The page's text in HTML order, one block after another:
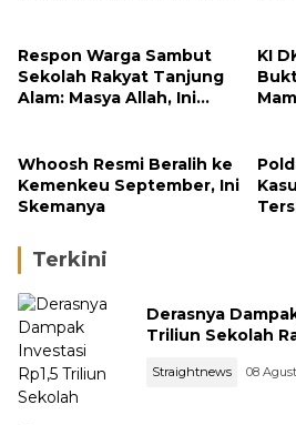
Respon Warga Sambut
Sekolah Rakyat Tanjung
Alam: Masya Allah, Ini
KI
Whoosh Resmi Beralih ke
Kemenkeu September, Ini
Skemanya
Terkini
Derasnya
Triliun Sekolah
Straightnews 08